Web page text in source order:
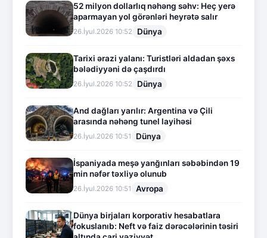
52 milyon dollarlıq nəhəng səhv: Heç yerə
aparmayan yol görənləri heyrətə salır
26.İyul.2026 10:52 Dünya
Tarixi ərazi yalanı: Turistləri aldadan şəxs
bələdiyyəni də çaşdırdı
26.İyul.2026 10:52 Dünya
And dağları yarılır: Argentina və Çili
arasında nəhəng tunel layihəsi
26.İyul.2026 10:51 Dünya
İspaniyada meşə yanğınları səbəbindən 19
min nəfər təxliyə olunub
26.İyul.2026 10:51 Avropa
Dünya birjaları korporativ hesabatlara
fokuslanıb: Neft və faiz dərəcələrinin təsiri